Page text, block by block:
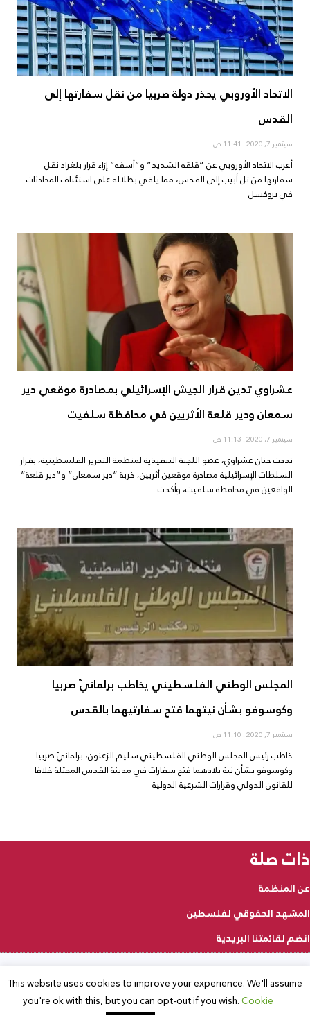
الاتحاد الأوروبي يحذر دولة صربيا من نقل سفارتها إلى
القدس
سبتمبر 7, 2020
أعرب الاتحاد الأوروبي عن “قلقه الشديد” و”أسفه” إزاء قرار بلغراد نقل
سفارتها من تل أبيب إلى القدس، مما يلقي بظلاله على استئناف المحادثات
في بروكسل
عشراوي تدين قرار الجيش الإسرائيلي بمصادرة موقعي دير
سمعان ودير قلعة الأثريين في محافظة سلفيت
سبتمبر 7, 2020
نددت حنان عشراوي، عضو اللجنة التنفيذية لمنظمة التحرير الفلسطينية، بقرار
السلطات الإسرائيلية مصادرة موقعين أثريين، خربة “دير سمعان” و”دير قلعة”
الواقعين في محافظة سلفيت، وأكدت
المجلس الوطني الفلسطيني يخاطب برلمانيّ صربيا
وكوسوفو بشأن نيتهما فتح سفارتيهما بالقدس
سبتمبر 7, 2020
خاطب رئيس المجلس الوطني الفلسطيني سليم الزعنون، برلمانيّ صربيا
وكوسوفو بشأن نية بلادهما فتح سفارات في مدينة القدس المحتلة خلافا
للقانون الدولي وقرارات الشرعية الدولية
ذات صلة
عن المنظمة
المشهد الحقوقي لفلسطين
انضم لقائمتنا البريدية
2025 © جميع الحقوق محفوظة
This website uses cookies to improve your experience. We'll assume
you're ok with this, but you can opt-out if you wish.Cookie